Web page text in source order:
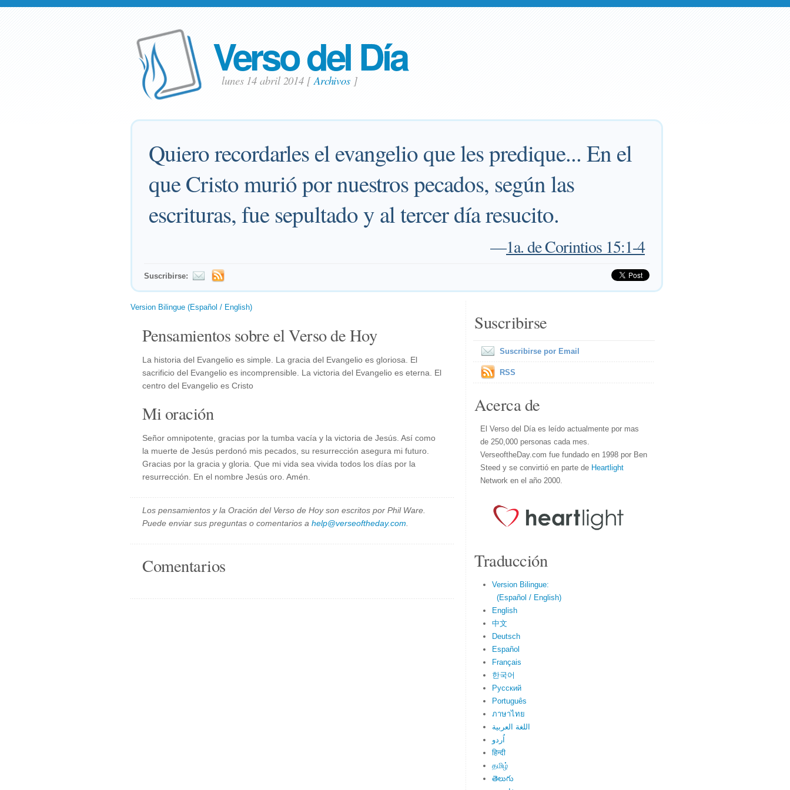
Verso del Día
lunes 14 abril 2014 [Archivos ]
Quiero recordarles el evangelio que les predique... En el
que Cristo murió por nuestros pecados, según las
escrituras, fue sepultado y al tercer día resucito.
—1a. de Corintios 15:1-4
Suscribirse:
Version Bilingue (Español / English)
Pensamientos sobre el Verso de Hoy
La historia del Evangelio es simple. La gracia del Evangelio es gloriosa. El
sacrificio del Evangelio es incomprensible. La victoria del Evangelio es eterna. El
centro del Evangelio es Cristo
Mi oración
Señor omnipotente, gracias por la tumba vacía y la victoria de Jesús. Así como
la muerte de Jesús perdonó mis pecados, su resurrección asegura mi futuro.
Gracias por la gracia y gloria. Que mi vida sea vivida todos los días por la
resurrección. En el nombre Jesús oro. Amén.
Los pensamientos y la Oración del Verso de Hoy son escritos por Phil Ware.
Puede enviar sus preguntas o comentarios a help@verseoftheday.com
Comentarios
Suscribirse
Suscribirse por Email
RSS
Acerca de
El Verso del Día es leído actualmente por mas
de 250,000 personas cada mes.
VerseoftheDay.com fue fundado en 1998 por Ben
Steed y se convirtió en parte de Heartlight
Network en el año 2000.
Traducción
Version Bilingue:
(Español / English)
English
中文
Deutsch
Español
Français
한국어
Русский
Português
ภาษาไทย
اللغة العربية
اُردو
हिन्दी
தமிழ்
తెలుగు